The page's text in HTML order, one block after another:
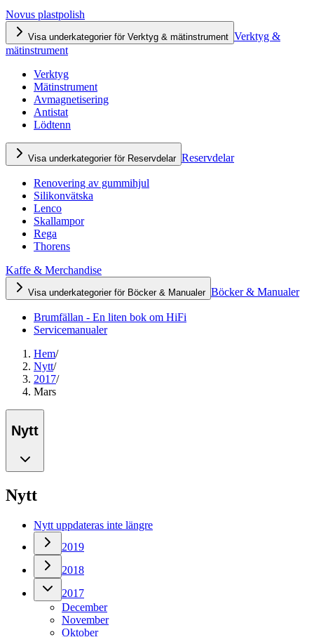
Novus plastpolish
Visa underkategorier för Verktyg & mätinstrument Verktyg &
mätinstrument
Verktyg
Mätinstrument
Avmagnetisering
Antistat
Lödtenn
Visa underkategorier för Reservdelar Reservdelar
Renovering av gummihjul
Silikonvätska
Lenco
Skallampor
Rega
Thorens
Kaffe & Merchandise
Visa underkategorier för Böcker & Manualer Böcker & Manualer
Brumfällan - En liten bok om HiFi
Servicemanualer
Hem/
Nytt/
2017/
Mars
Nytt
Nytt
Nytt uppdateras inte längre
2019
2018
2017
December
November
Oktober